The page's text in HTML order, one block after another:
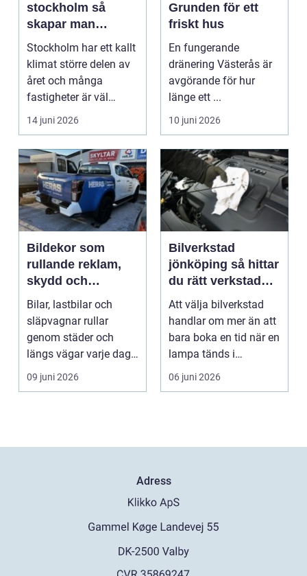
stockholm så
skapar man
hälsosam och
energieffektiv
inomhusluft
Stockholm har ett kallt
klimat större delen av
året och många
fastigheter är väl
isolerade för att s...
14 juni 2026
Grunden för ett
friskt hus
En fungerande
dränering Västerås är
avgörande för hur
länge ett ...
10 juni 2026
Bildekor som
rullande reklam,
skydd och
personlig stil
Bilar, lastbilar och
släpvagnar rullar
genom städer och
längs vägar varje dag.
De passerar
09 juni 2026
Bilverkstad
jönköping så hittar
du rätt verkstad
för din bil
Att välja bilverkstad
handlar om mer än att
bara boka en tid när en
lampa tänds i
instrumentpanelen....
06 juni 2026
Adress